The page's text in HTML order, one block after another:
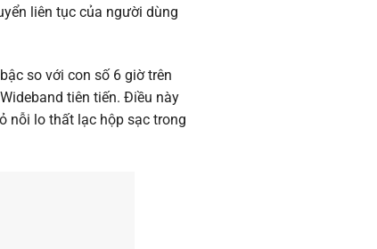
liên tục của người dùng
so với con số 6 giờ trên
tiên tiến. Điều này
nỗi lo thất lạc hộp sạc trong